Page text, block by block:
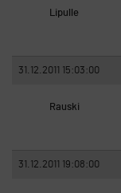
Lipulle
31.12.2011 15:03:00
Rauski
31.12.2011 19:08:00